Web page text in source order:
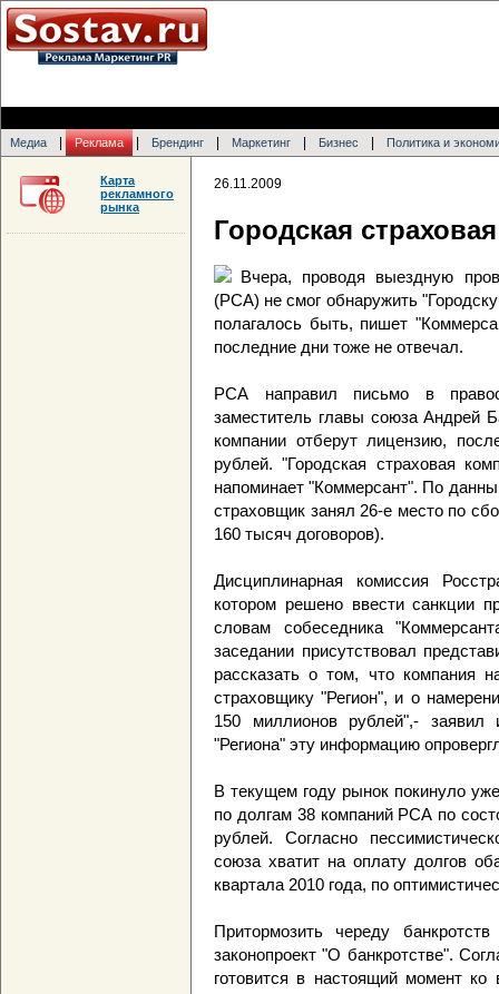
Медиа Реклама Брендинг Маркетинг Бизнес Политика и
26.11.2009
Городская
Вчера, проводя выездную
(РСА) не смог обнаружить
полагалось быть, пишет
последние дни тоже не отвечал.
РСА направил письмо в
заместитель главы союза Андрей
компании отберут лицензию,
рублей. "Городская страховая
напоминает "Коммерсант". По
страховщик занял 26-е место по
160 тысяч договоров).
Дисциплинарная комиссия
котором решено ввести санкции
словам собеседника
заседании присутствовал
рассказать о том, что компания
страховщику "Регион", и о
150 миллионов рублей",- заявил
"Региона" эту информацию
В текущем году рынок покинуло
по долгам 38 компаний РСА по
рублей. Согласно
союза хватит на оплату долгов
квартала 2010 года, по
Притормозить череду
законопроект "О банкротстве".
готовится в настоящий момент
Карта
рекламного
рынка